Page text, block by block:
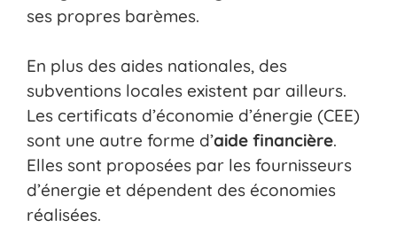
ses propres barèmes.
En plus des aides nationales, des
subventions locales existent par ailleurs.
Les certificats d’économie d’énergie (CEE)
sont une autre forme d’aide financière.
Elles sont proposées par les fournisseurs
d’énergie et dépendent des économies
réalisées.